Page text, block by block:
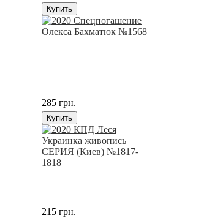
Купить
285 грн.
Купить
215 грн.